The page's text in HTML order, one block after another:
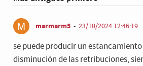
marmarm5 • 23/10/2024 12:46:19
se puede producir un
disminución de las retribuciones,